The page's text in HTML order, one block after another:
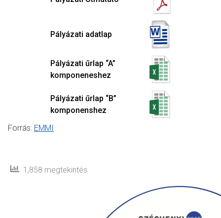
Pályázati adatlap
Pályázati űrlap “A”
komponeneshez
Pályázati űrlap “B”
komponenshez
Forrás: EMMI
1,858 megtekintés